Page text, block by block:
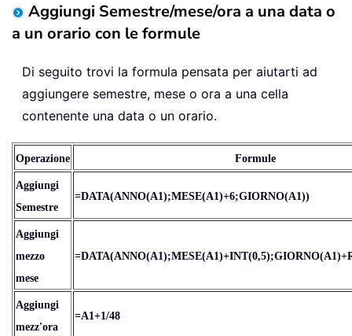
Aggiungi Semestre/mese/ora a una data o
a un orario con le formule
Di seguito trovi la formula pensata per aiutarti ad
aggiungere semestre, mese o ora a una cella
contenente una data o un orario.
Operazione Formule
Aggiungi
Semestre
=DATA(ANNO(A1);MESE(A1)+6;GIORNO(A1))
Aggiungi
mezzo
mese
Aggiungi
mezz'ora
=A1+1/48